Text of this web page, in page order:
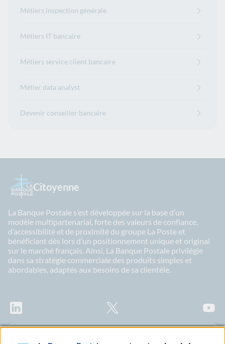
Métiers inspection générale
Métiers IT bancaire
Métiers service client bancaire
Métier data analyst
Devenir conseiller bancaire
Citoyenne
La Banque Postale s’est développée sur la base d’un
modèle multipartenarial, forte des valeurs de confiance,
d’accessibilité et de proximité du groupe La Poste et
bénéficiant dès lors d’un positionnement unique et original
sur le marché français. Ainsi, La Banque Postale privilégie
dans sa stratégie commerciale des produits simples et
abordables, adaptés aux besoins de sa clientèle.